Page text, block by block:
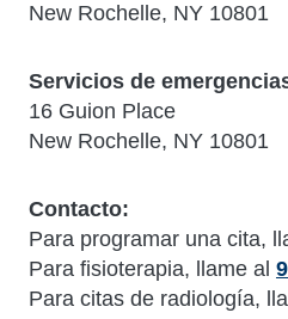
New Rochelle, NY 10801
Servicios de
16 Guion Place
New Rochelle, NY 10801
Contacto:
Para programar una cita,
Para fisioterapia, llame al
Para citas de radiología,